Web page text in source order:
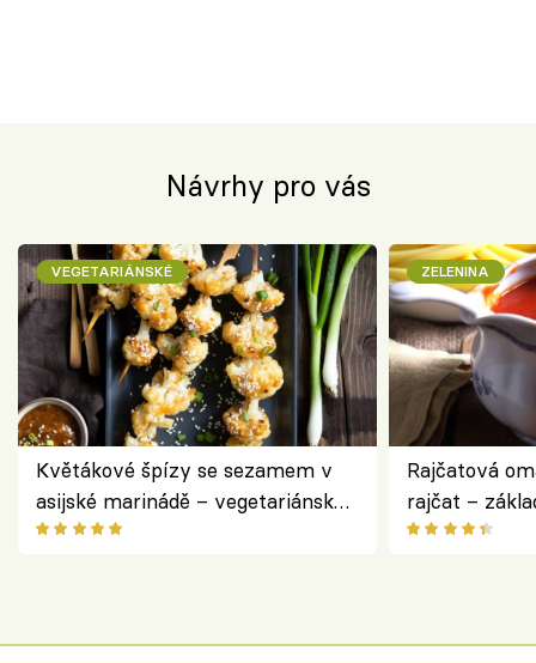
Návrhy pro vás
VEGETARIÁNSKÉ
Květákové špízy se sezamem v
asijské marinádě – vegetariánská
chuťovka z grilu
ZELENINA
Rajčatová
rajčat –